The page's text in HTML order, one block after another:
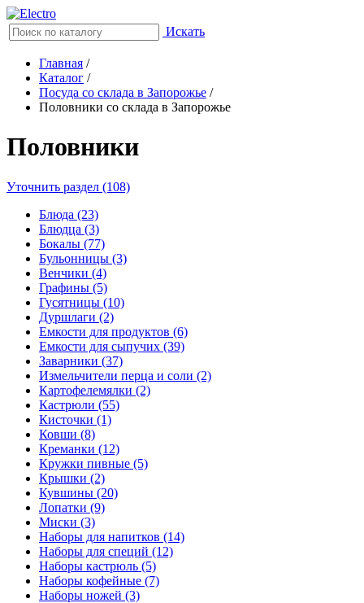
Искать
Главная /
Каталог /
Посуда со склада в Запорожье /
Половники со склада в Запорожье
Половники
Уточнить раздел (108)
Блюда (23)
Блюдца (3)
Бокалы (77)
Бульонницы (3)
Венчики (4)
Графины (5)
Гусятницы (10)
Дуршлаги (2)
Емкости для продуктов (6)
Емкости для сыпучих (39)
Заварники (37)
Измельчители перца и соли (2)
Картофелемялки (2)
Кастрюли (55)
Кисточки (1)
Ковши (8)
Креманки (12)
Кружки пивные (5)
Крышки (2)
Кувшины (20)
Лопатки (9)
Миски (3)
Наборы для напитков (14)
Наборы для специй (12)
Наборы кастрюль (5)
Наборы кофейные (7)
Наборы ножей (3)